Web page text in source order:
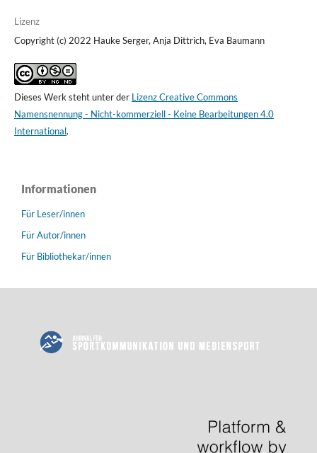
Lizenz
Copyright (c) 2022 Hauke Serger, Anja Dittrich, Eva Baumann
Dieses Werk steht unter der Lizenz Creative Commons
Namensnennung - Nicht-kommerziell - Keine Bearbeitungen 4.0
International.
Informationen
Für Leser/innen
Für Autor/innen
Für Bibliothekar/innen